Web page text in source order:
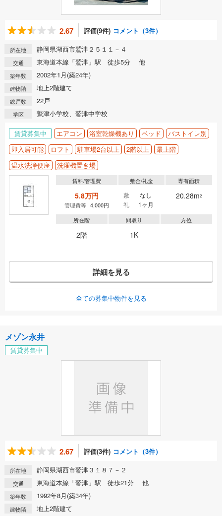
2.67 評価(9件) コメント（3件）
所在地 静岡県湖西市鷲津２５１１－４
交通 東海道本線「鷲津」駅 徒歩5分 他
築年数 2002年1月(築24年)
建物階 地上2階建て
総戸数 22戸
学区 鷲津小学校、鷲津中学校
賃貸募集中 エアコン 浴室乾燥機あり ベッド
バストイレ別
即入居可能
ロフト 駐車場2台以上 2階以上
最上階
温水洗浄便座
洗濯機置き場
賃料/管理費
5.8万円
管理費等 4,000円
敷金/礼金
敷
なし
礼
1ヶ月
専有面積
20.28m2
所在階
2階
間取り
1K
方位
詳細を見る
全ての募集中物件を見る
メゾン永井
賃貸募集中
2.67 評価(3件) コメント（3件）
所在地 静岡県湖西市鷲津３１８７－２
交通 東海道本線「鷲津」駅 徒歩21分 他
築年数 1992年8月(築34年)
建物階 地上2階建て